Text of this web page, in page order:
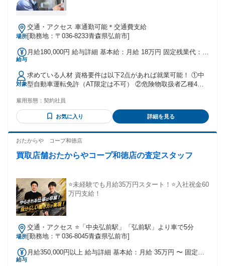
場所
交通・アクセス 車通勤可能＊交通費支給
[勤務地：〒036-8233青森県弘前市]
給与
月給180,000円 給与詳細 基本給：月給 18万円 固定残業代：な
当金額：なし 全員に一律で支払われるその他手当金額：なし
【厳冬期/12月～2月は月給230000円程度が見込み給与】 ・歩
合給として別途1円／1Lを支給 ※繁忙期では、月間50000KL程
度の配送となる為、 基本給に加えて歩合給として 上記の月給
と同じ
対象
求めている人材 資格要件は以下2点があれば就業可能！ ①中
型自動車運転免許（AT限定は不可） ②危険物取扱者乙種4類
格を活用するシニアの方も活躍中！ 【冬季限定勤務をご希望
の方は開始可能な時期をご相談ください】
雇用形態： 契約社員
お気に入り 詳細を見る
おたからや コープ和徳店
買取店舗おたからやコープ和徳店の査定スタッフ
⭐未経験でも月給35万円スタート！⭐入社祝金60
万円支給！
場所
交通・アクセス ⭐「中央弘前駅」「弘前駅」より車で5分
[勤務地：〒036-8045青森県弘前市]
給与
月給350,000円以上 給与詳細 基本給：月給 35万円 〜 固定残